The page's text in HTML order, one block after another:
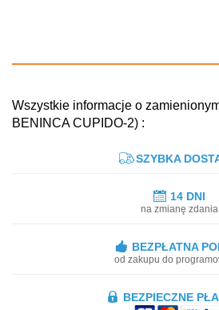
Wszystkie informacje o
BENINCA CUPIDO-2) :
SZYBKA
14 DNI
na zmianę zdania
BEZPŁATNA
od zakupu do
BEZPIECZNE